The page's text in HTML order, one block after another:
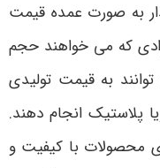
به صورت عمده قیمت‌
که می‌ خواهند حجم
توانند به قیمت تولیدی
پلاستیک انجام دهند.
محصولات با کیفیت و